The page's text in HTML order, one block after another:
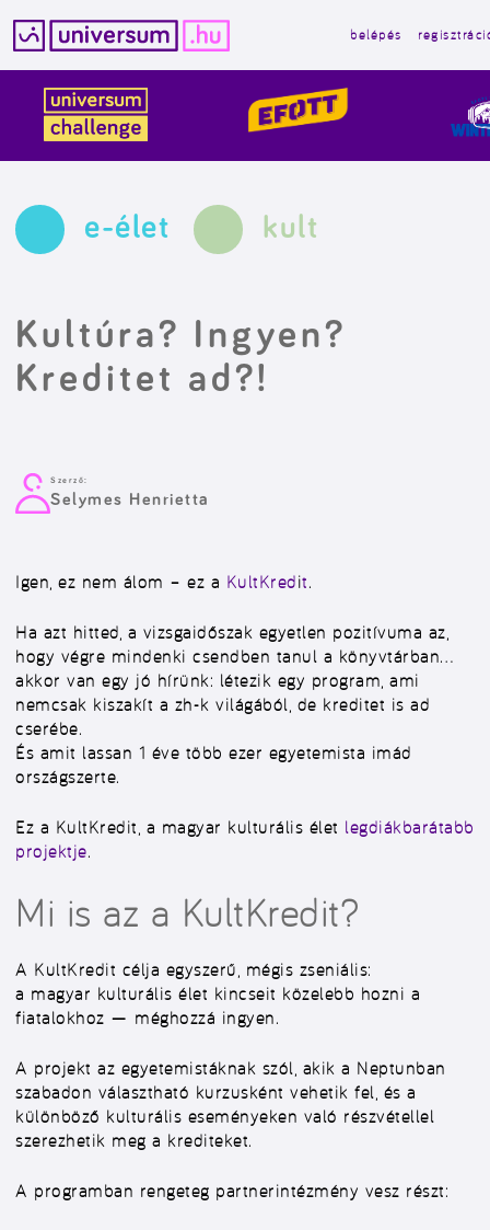
tartalomba
belépés
e-élet kult
Kultúra? Ingyen?
Kreditet ad?!
Szerző:
Selymes Henrietta
Igen, ez nem álom – ez a KultKredit.
Ha azt hitted, a vizsgaidőszak egyetlen pozitívuma az,
hogy végre mindenki csendben tanul a könyvtárban…
akkor van egy jó hírünk: létezik egy program, ami
nemcsak kiszakít a zh-k világából, de kreditet is ad
cserébe.
És amit lassan 1 éve több ezer egyetemista imád
országszerte.
Ez a KultKredit, a magyar kulturális élet legdiákbarátabb
projektje.
Mi is az a KultKredit?
A KultKredit célja egyszerű, mégis zseniális:
a magyar kulturális élet kincseit közelebb hozni a
fiatalokhoz — méghozzá ingyen.
A projekt az egyetemistáknak szól, akik a Neptunban
szabadon választható kurzusként vehetik fel, és a
különböző kulturális eseményeken való részvétellel
szerezhetik meg a krediteket.
A programban rengeteg partnerintézmény vesz részt: